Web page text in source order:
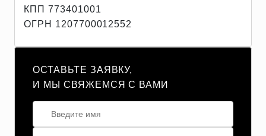
КПП 773401001
ОГРН 1207700012552
ОСТАВЬТЕ ЗАЯВКУ,
И МЫ СВЯЖЕМСЯ С ВАМИ